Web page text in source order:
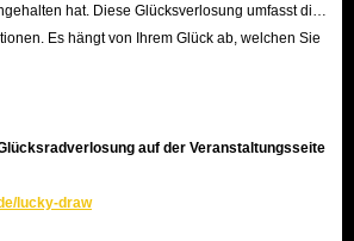
weniger Minuten.
Informationen angeben?
Charakter im Spiel schnellstmöglich zu finden
Wir garantieren, dass Ihre Daten
verwendet und niemals an Dritte verkauft
werden angeboten?
hat. Diese Glücksverlosung umfasst die
Es hängt von Ihrem Glück ab, welchen Sie
auf der Veranstaltungsseite
lucky-draw